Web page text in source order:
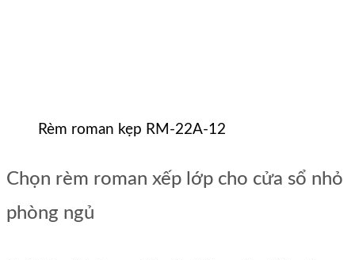
Rèm roman kẹp RM-22A-12
Chọn rèm roman xếp lớp cho cửa sổ nhỏ
phòng ngủ